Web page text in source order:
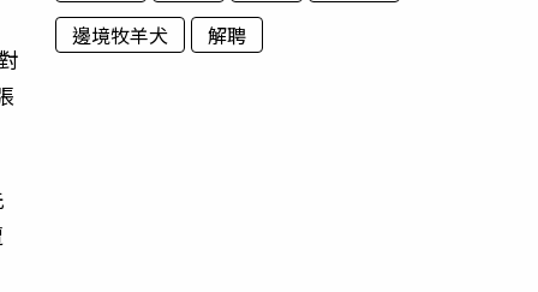
邊境牧羊犬
解聘